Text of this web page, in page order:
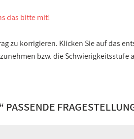
das bitte mit!
zu korrigieren. Klicken Sie auf das
bzw. die Schwierigkeitsstufe
“ PASSENDE